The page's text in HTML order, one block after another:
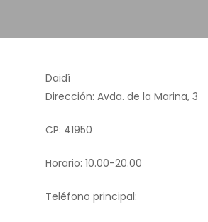
Daidí
Dirección: Avda. de la Marina, 3
CP: 41950
Horario: 10.00-20.00
Teléfono principal: